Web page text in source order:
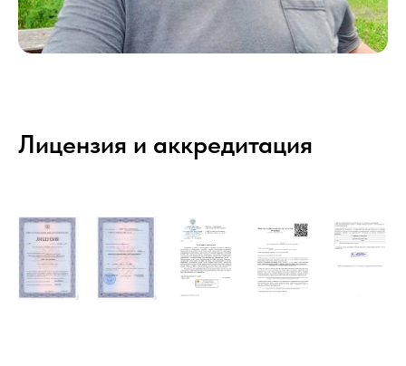
Лицензия и аккредитация